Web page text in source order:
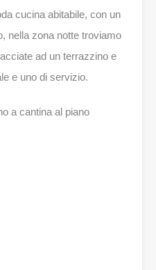
cucina abitabile, con un
nella zona notte troviamo
ad un terrazzino e
e uno di servizio.
a cantina al piano